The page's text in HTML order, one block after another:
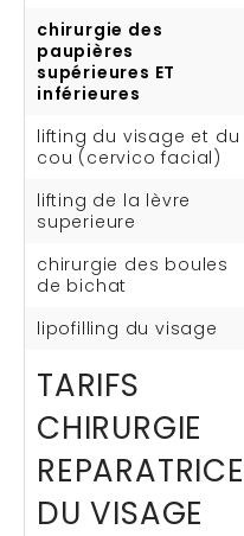
chirurgie des
paupières
supérieures ET
inférieures
lifting du visage et du
cou (cervico facial)
lifting de la lèvre
superieure
chirurgie des boules
de bichat
lipofilling du visage
TARIFS
CHIRURGIE
REPARATRICE
DU VISAGE